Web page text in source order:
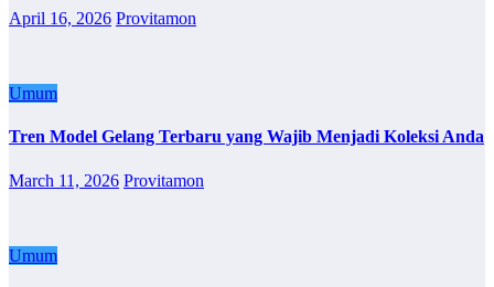
April 16, 2026 Provitamon
Umum
Tren Model Gelang Terbaru yang Wajib Menjadi Koleksi Anda
March 11, 2026 Provitamon
Umum